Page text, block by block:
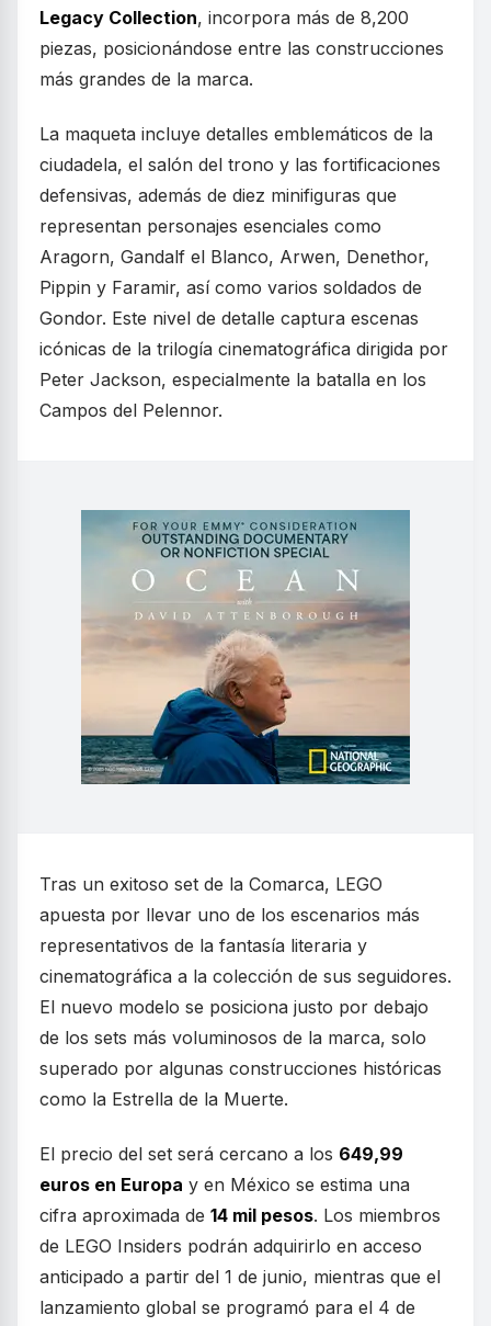
Legacy Collection, incorpora más de 8,200
piezas, posicionándose entre las construcciones
más grandes de la marca.
La maqueta incluye detalles emblemáticos de la
ciudadela, el salón del trono y las fortificaciones
defensivas, además de diez minifiguras que
representan personajes esenciales como
Aragorn, Gandalf el Blanco, Arwen, Denethor,
Pippin y Faramir, así como varios soldados de
Gondor. Este nivel de detalle captura escenas
icónicas de la trilogía cinematográfica dirigida por
Peter Jackson, especialmente la batalla en los
Campos del Pelennor.
Tras un exitoso set de la Comarca, LEGO
apuesta por llevar uno de los escenarios más
representativos de la fantasía literaria y
cinematográfica a la colección de sus seguidores.
El nuevo modelo se posiciona justo por debajo
de los sets más voluminosos de la marca, solo
superado por algunas construcciones históricas
como la Estrella de la Muerte.
El precio del set será cercano a los 649,99
euros en Europa y en México se estima una
cifra aproximada de 14 mil pesos. Los miembros
de LEGO Insiders podrán adquirirlo en acceso
anticipado a partir del 1 de junio, mientras que el
lanzamiento global se programó para el 4 de